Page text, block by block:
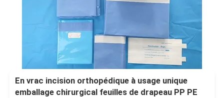
En vrac incision orthopédique à usage unique
emballage chirurgical feuilles de drapeau PP PE